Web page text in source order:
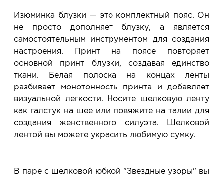
Изюминка блузки — это комплектный пояс. Он
не просто дополняет блузку, а является
самостоятельным инструментом для создания
настроения. Принт на поясе повторяет
основной принт блузки, создавая единство
ткани. Белая полоска на концах ленты
разбивает монотонность принта и добавляет
визуальной легкости. Носите шелковую ленту
как галстук на шее или повяжите на талии для
создания женственного силуэта. Шелковой
лентой вы можете украсить любимую сумку.
В паре с шелковой юбкой "Звездные узоры" вы